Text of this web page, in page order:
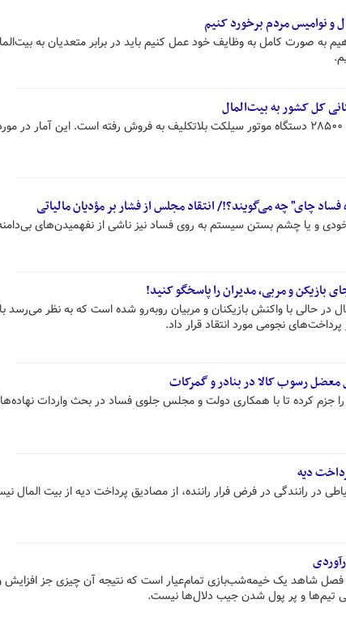
و نوامیس مردم برخورد کنیم
به صورت کامل به وظایف خود عمل کنیم باید ‌در برابر متعدیان به
کل کشور به بیت‌المال
فساد چای" چه می‌گویند؟!/ انتقاد مجلس از فشار بر مؤدیان مالیاتی
و یا چشم بستن سیستم به روی فساد نیز ناشی از نفهمیدن‌های
بازیکن و مربی، مدیران را پاسخگو کنید!
در حالی با واکنش بازیکنان و مربیان روبه‌رو شده است که به نظر می‌رسد
نجومی مورد انتقاد قرار داد.
رسوب کالا در بنادر و گمرکات
را جزم کرده تا با همکاری دولت و مجلس جلوی فساد در بحث واردات
دیه
در رانندگی در فرض فرار راننده، از مصادیق پرداخت دیه از بیت المال
فصل شاهد یک خیمه‌شب‌بازی تمام‌عیار است که نتیجه آن چیزی جز
فنی تیم‌ها و پر پول شدن جیب دلال‌ها نیست.